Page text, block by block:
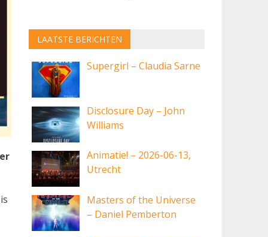
LAATSTE BERICHTEN
Supergirl – Claudia Sarne
Disclosure Day – John
Williams
Animatie! – 2026-06-13,
Utrecht
Masters of the Universe
– Daniel Pemberton